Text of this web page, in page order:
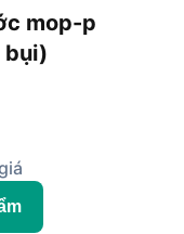
mop-p
bụi)